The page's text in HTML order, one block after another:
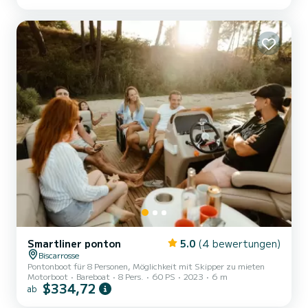
Erlebnis. Der Zugang erfolgt vom Kai im Hafen von Biscarrosse, wo
das Boot immer im Wasser liegt. Wir haben uns...
Smartliner ponton 5.0 (4 bewertungen)
Biscarrosse
Pontonboot für 8 Personen, Möglichkeit mit Skipper zu mieten
Motorboot
Bareboat 8 Pers. 60 PS 2023 6 m
ab $334,72